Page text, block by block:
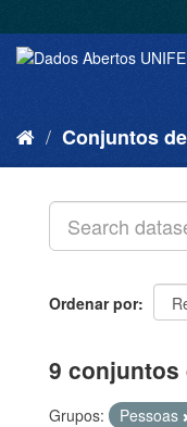
Conjuntos
Ordenar por
9 conjuntos
Grupos: Pessoas